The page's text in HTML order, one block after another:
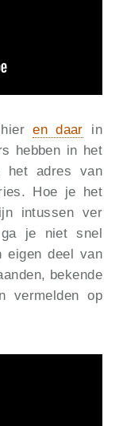
hieren daar in
hebben in het
het adres van
Hoe je het
intussen ver
je niet snel
eigen deel van
bekende
vermelden op